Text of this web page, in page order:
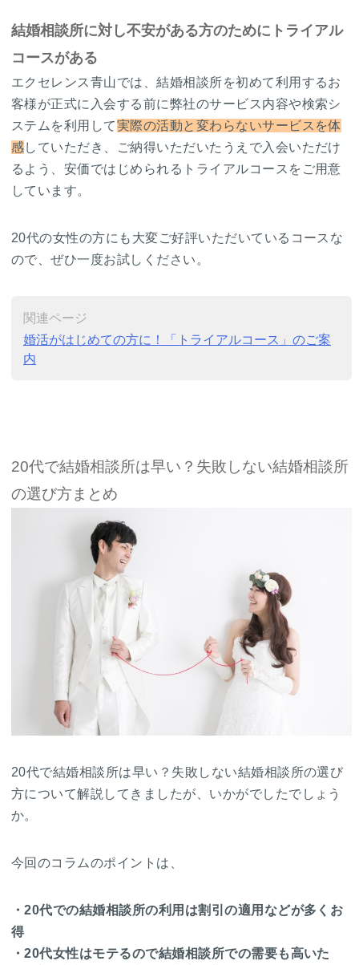
結婚相談所に対し不安がある方のためにトライアル
コースがある
エクセレンス青山では、結婚相談所を初めて利用するお
客様が正式に入会する前に弊社のサービス内容や検索シ
ステムを利用して実際の活動と変わらないサービスを体
感していただき、ご納得いただいたうえで入会いただけ
るよう、安価ではじめられるトライアルコースをご用意
しています。
20代の女性の方にも大変ご好評いただいているコースな
ので、ぜひ一度お試しください。
関連ページ
婚活がはじめての方に！「トライアルコース」のご案
内
20代で結婚相談所は早い？失敗しない結婚相談所
の選び方まとめ
20代で結婚相談所は早い？失敗しない結婚相談所の選び
方について解説してきましたが、いかがでしたでしょう
か。
今回のコラムのポイントは、
・20代での結婚相談所の利用は割引の適用などが多くお
得
・20代女性はモテるので結婚相談所での需要も高いた